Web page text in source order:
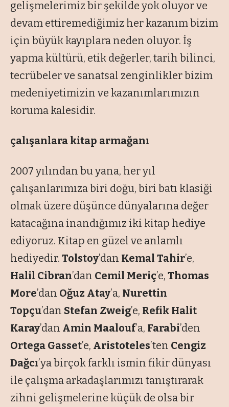
gelişmelerimiz bir şekilde yok oluyor ve
devam ettiremediğimiz her kazanım bizim
için büyük kayıplara neden oluyor. İş
yapma kültürü, etik değerler, tarih bilinci,
tecrübeler ve sanatsal zenginlikler bizim
medeniyetimizin ve kazanımlarımızın
koruma kalesidir.
çalışanlara kitap armağanı
2007 yılından bu yana, her yıl
çalışanlarımıza biri doğu, biri batı klasiği
olmak üzere düşünce dünyalarına değer
katacağına inandığımız iki kitap hediye
ediyoruz. Kitap en güzel ve anlamlı
hediyedir. Tolstoy’dan Kemal Tahir’e,
Halil Cibran’dan Cemil Meriç’e, Thomas
More’dan Oğuz Atay’a, Nurettin
Topçu’dan Stefan Zweig’e, Refik Halit
Karay’dan Amin Maalouf’a, Farabi’den
Ortega Gasset’e, Aristoteles’ten Cengiz
Dağcı’ya birçok farklı ismin fikir dünyası
ile çalışma arkadaşlarımızı tanıştırarak
zihni gelişmelerine küçük de olsa bir